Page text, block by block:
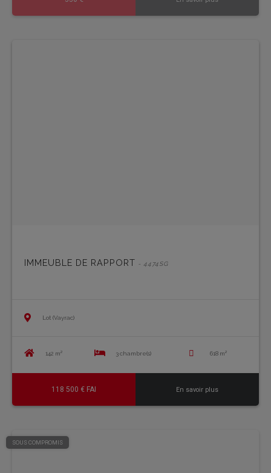
IMMEUBLE DE RAPPORT - 4474SG
Lot (Vayrac)
142 m² 3 chambre(s) 618 m²
118 500 € FAI En savoir plus
SOUS COMPROMIS